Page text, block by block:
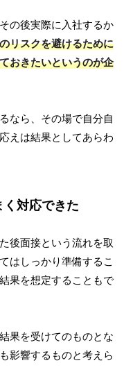
の後実際に入社するか
リスクを避けるために
おきたいというのが企
なら、その場で自分自
えは結果としてあらわ
対応できた
後面接という流れを取
はしっかり準備するこ
果を想定することもで
果を受けてのものとな
影響するものと考えら